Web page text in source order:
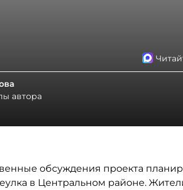
автора
обсуждения проекта
в Центральном районе.